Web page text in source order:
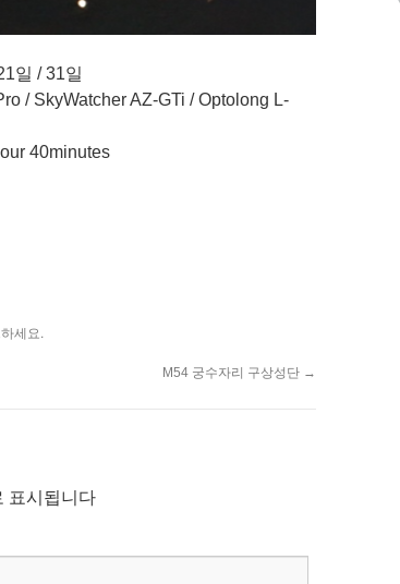
일 / 31일
/ SkyWatcher AZ-GTi / Optolong L-
40minutes
세요.
M54 궁수자리 구상성단 →
표시됩니다